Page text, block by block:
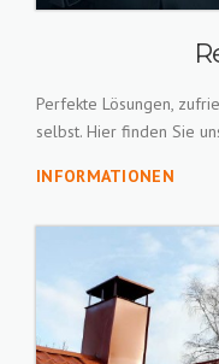
Perfekte Lösungen,
selbst. Hier finden Sie
INFORMATIONEN